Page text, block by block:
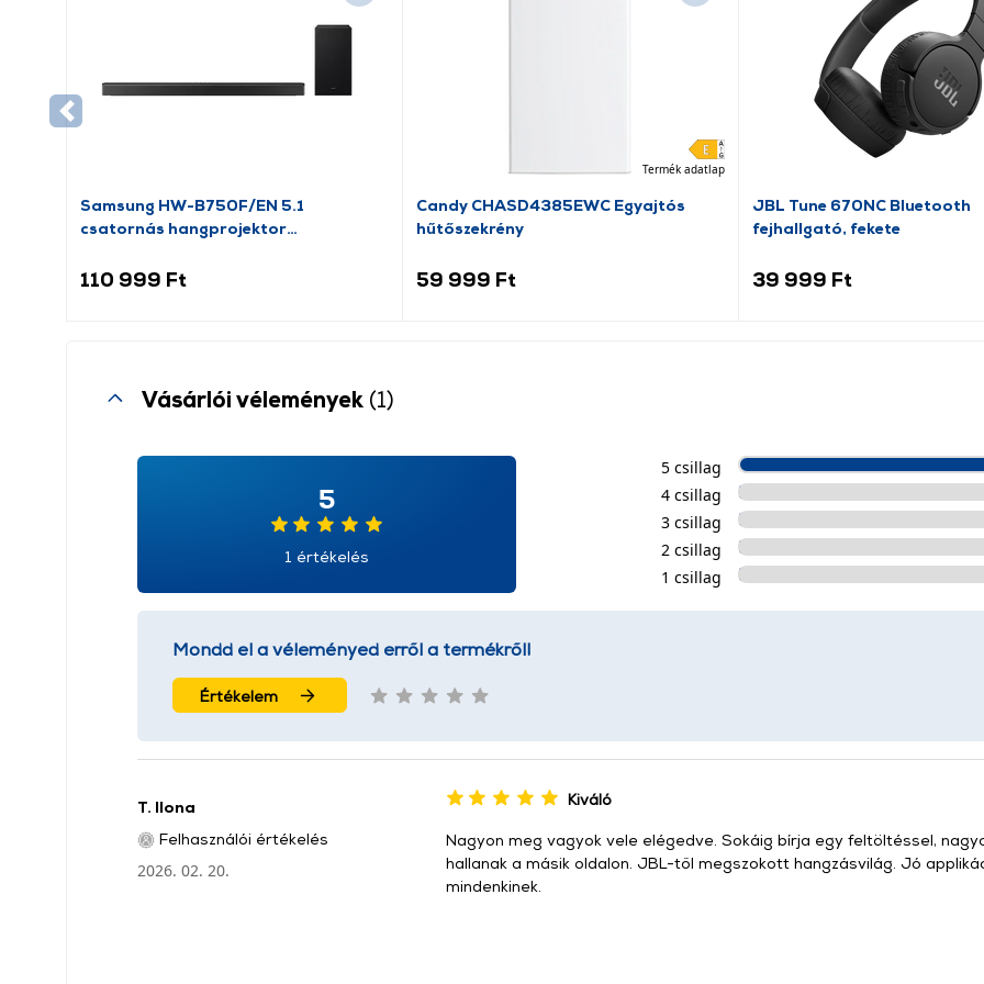
Samsung HW-B750F/EN 5.1
csatornás hangprojektor
110 999 Ft
Termék adatlap
Candy CHASD4385EWC Egyajtós
hűtőszekrény
59 999 Ft
JBL Tune 670NC Bluetooth
fejhallgató, fekete
39 999 Ft
Vásárlói vélemények (1)
5
1 értékelés
5 csillag
4 csillag
3 csillag
2 csillag
1 csillag
Mondd el a véleményed erről a termékről!
Értékelem
T. Ilona
Felhasználói értékelés
2026. 02. 20.
Kiváló
Nagyon meg vagyok vele elégedve. Sokáig bírja egy feltöltéssel,
hallanak a másik oldalon. JBL-től megszokott hangzásvilág. Jó
mindenkinek.